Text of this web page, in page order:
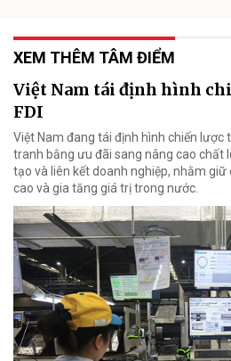
XEM THÊM TÂM ĐIỂM
Việt Nam tái định hình
FDI
Việt Nam đang tái định hình chiến lược
tranh bằng ưu đãi sang nâng cao chất
tạo và liên kết doanh nghiệp, nhằm
cao và gia tăng giá trị trong nước.